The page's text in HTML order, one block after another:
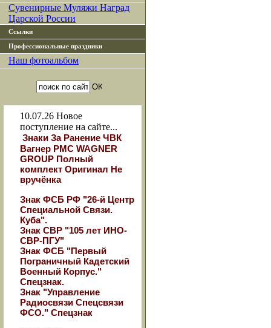
Сувенирные Муляжи Наград
Царской России
Ссылки
Профессиональные праздники
Наш фотоальбом
10.07.26 Новое
поступление на сайте...
Знаки За Ранение ЧВК
Вагнер РМС WAGNER
GROUP Полный
комплект Оригинал Не
вручёнка
Знак ФСБ РФ "26-й Центр
Специальной Связи.
Куба".
Знак СВР "105 лет ИНО-
СВР-ПГУ"
Знак ФСБ "Первый
Пограничный Кадетский
Военный Корпус."
Спецзнак.
Знак "Управление
Радиосвязи Спецсвязи
ФСО." Спецзнак